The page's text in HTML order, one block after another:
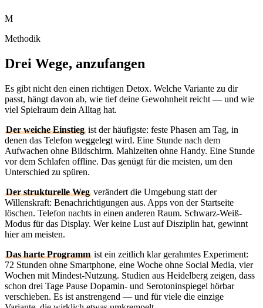
M
Methodik
Drei Wege, anzufangen
Es gibt nicht den einen richtigen Detox. Welche Variante zu dir
passt, hängt davon ab, wie tief deine Gewohnheit reicht — und wie
viel Spielraum dein Alltag hat.
Der weiche Einstiegist der häufigste: feste Phasen am Tag, in
denen das Telefon weggelegt wird. Eine Stunde nach dem
Aufwachen ohne Bildschirm. Mahlzeiten ohne Handy. Eine Stunde
vor dem Schlafen offline. Das genügt für die meisten, um den
Unterschied zu spüren.
Der strukturelle Wegverändert die Umgebung statt der
Willenskraft: Benachrichtigungen aus. Apps von der Startseite
löschen. Telefon nachts in einen anderen Raum. Schwarz-Weiß-
Modus für das Display. Wer keine Lust auf Disziplin hat, gewinnt
hier am meisten.
Das harte Programmist ein zeitlich klar gerahmtes Experiment:
72 Stunden ohne Smartphone, eine Woche ohne Social Media, vier
Wochen mit Mindest-Nutzung. Studien aus Heidelberg zeigen, dass
schon drei Tage Pause Dopamin- und Serotoninspiegel hörbar
verschieben. Es ist anstrengend — und für viele die einzige